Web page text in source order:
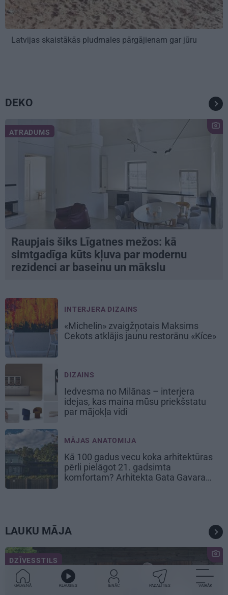
Latvijas skaistākās pludmales pārgājienam gar jūru
DEKO
ATRADUMS
Raupjais šiks Līgatnes mežos: kā
simtgadīga kūts kļuva par modernu
rezidenci ar baseinu un mākslu
INTERJERA DIZAINS
«Michelin» zvaigžņotais Maksims
Cekots atklājis jaunu restorānu «Kíce»
DIZAINS
Iedvesma no Milānas – interjera
idejas, kas maina mūsu priekšstatu
par mājokļa vidi
MĀJAS ANATOMIJA
Kā 100 gadus vecu koka arhitektūras
pērli pielāgot 21. gadsimta
komfortam? Arhitekta Gata Gavara
LAUKU MĀJA
DZĪVESSTILS
GALVENĀ KLAUSIES IENĀC PADALĪTIES VAIRĀK